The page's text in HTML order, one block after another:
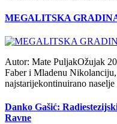
MEGALITSKA
Autor: Mate PuljakOžujak
Faber i Mladenu
najstarijekontinuirano
Danko Gašić:
Ravne